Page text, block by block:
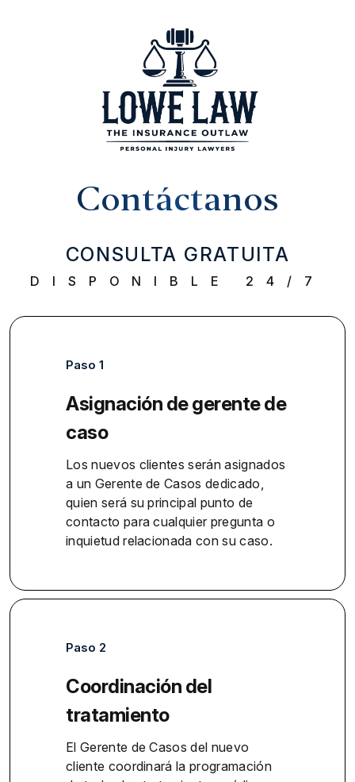
Contáctanos
CONSULTA GRATUITA
DISPONIBLE 24/7
Paso 1
Asignación de gerente de
caso
Los nuevos clientes serán asignados
a un Gerente de Casos dedicado,
quien será su principal punto de
contacto para cualquier pregunta o
inquietud relacionada con su caso.
Paso 2
Coordinación del
tratamiento
El Gerente de Casos del nuevo
cliente coordinará la programación